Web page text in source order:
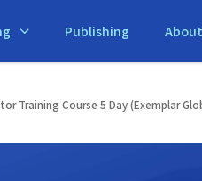
Publishing About
Training Course 5 Day (Exemplar